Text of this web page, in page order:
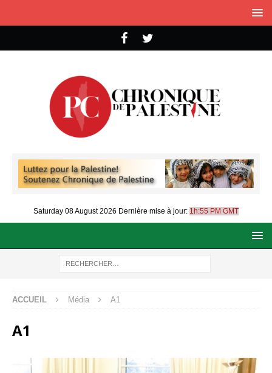
Saturday 08 August 2026 Dernière mise à jour: 1h:55 PM GMT
ACCUEIL Média A1
A1